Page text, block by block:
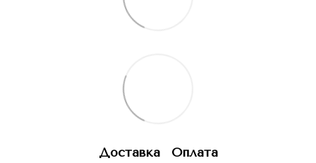
Доставка Оплата